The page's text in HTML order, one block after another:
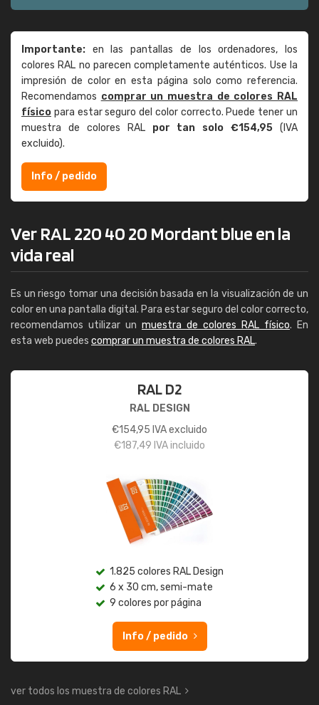
Importante: en las pantallas de los ordenadores, los
colores RAL no parecen completamente auténticos. Use la
impresión de color en esta página solo como referencia.
Recomendamos comprar un muestra de colores RAL
físico para estar seguro del color correcto. Puede tener un
muestra de colores RAL por tan solo €154,95 (IVA
excluido).
Info / pedido
Ver RAL 220 40 20 Mordant blue en la
vida real
Es un riesgo tomar una decisión basada en la visualización de un
color en una pantalla digital. Para estar seguro del color correcto,
recomendamos utilizar un muestra de colores RAL físico. En
esta web puedes comprar un muestra de colores RAL.
RAL D2
RAL DESIGN
€154,95 IVA excluido
€187,49 IVA incluido
1.825 colores RAL Design
6 x 30 cm, semi-mate
9 colores por página
Info / pedido
ver todos los muestra de colores RAL